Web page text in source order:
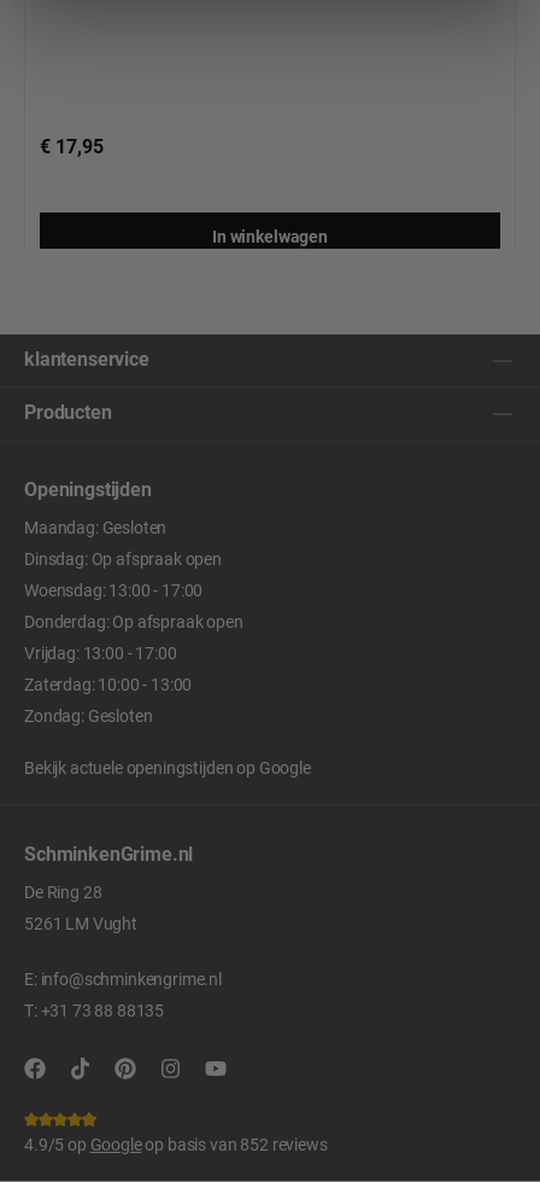
€ 17,95
In winkelwagen
klantenservice
Producten
Openingstijden
Maandag: Gesloten
Dinsdag: Op afspraak open
Woensdag: 13:00 - 17:00
Donderdag: Op afspraak open
Vrijdag: 13:00 - 17:00
Zaterdag: 10:00 - 13:00
Zondag: Gesloten
Bekijk actuele openingstijden op Google
SchminkenGrime.nl
De Ring 28
5261 LM Vught
E: info@schminkengrime.nl
T:+31 73 88 88135
4.9/5 op Googleop basis van 852 reviews